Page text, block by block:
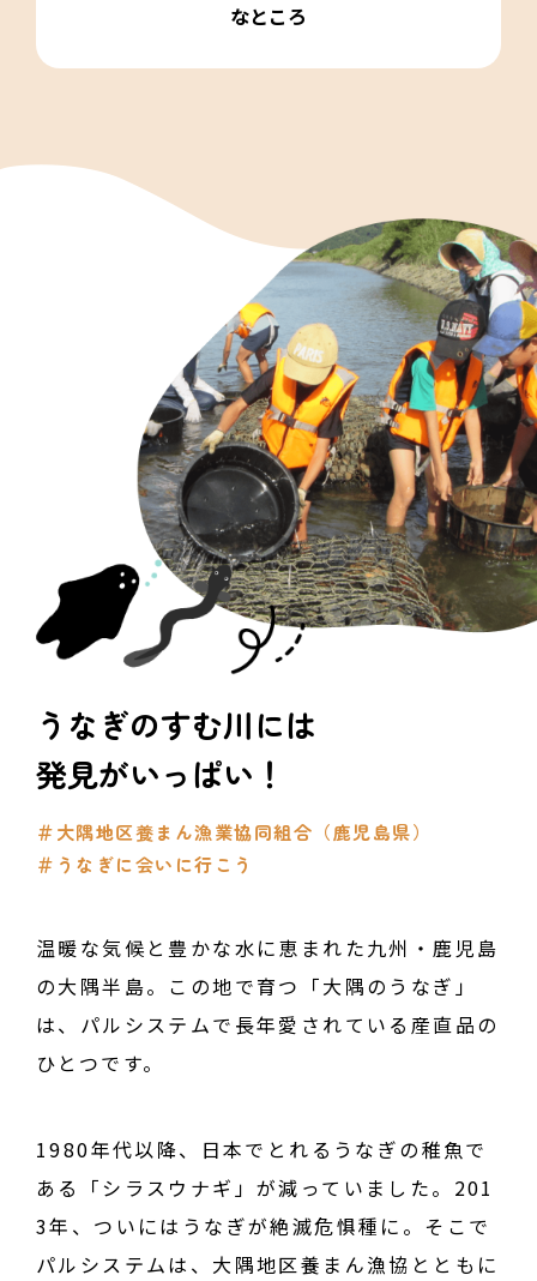
なところ
うなぎのすむ川には
発見がいっぱい！
＃大隅地区養まん漁業協同組合（鹿児島県）
＃うなぎに会いに行こう
温暖な気候と豊かな水に恵まれた九州・鹿児島
の大隅半島。この地で育つ「大隅のうなぎ」
は、パルシステムで長年愛されている産直品の
ひとつです。
1980年代以降、日本でとれるうなぎの稚魚で
ある「シラスウナギ」が減っていました。201
3年、ついにはうなぎが絶滅危惧種に。そこで
パルシステムは、大隅地区養まん漁協とともに